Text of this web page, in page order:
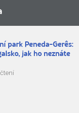
park Peneda-Gerês:
jak ho neznáte